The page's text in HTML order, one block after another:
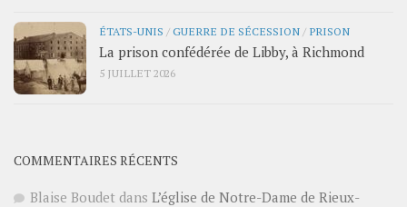
ÉTATS-UNIS /GUERRE DE SÉCESSION / PRISON
La prison confédérée de Libby, à Richmond
5 JUILLET 2026
COMMENTAIRES RÉCENTS
Blaise Boudet dans L’église de Notre-Dame de Rieux-